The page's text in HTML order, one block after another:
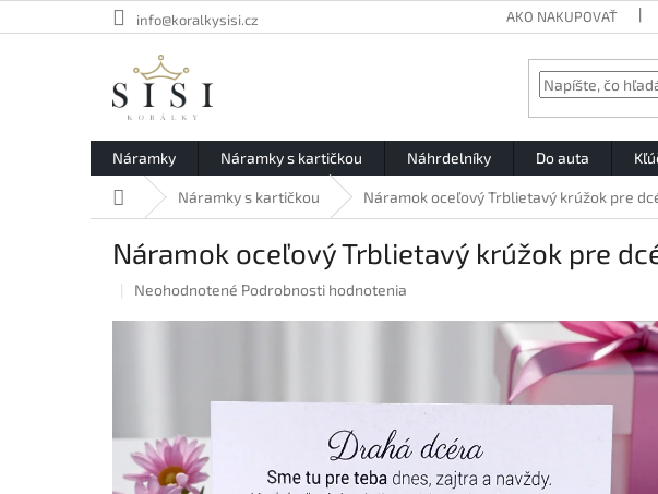
na
info@koralkysisi.cz AKO NAKUPOVAŤ
Náramky Náramky s kartičkou Náhrdelníky Do auta
DomovNáramky s kartičkou Náramok oceľový Trblietavý krúžok pre
Náramok oceľový Trblietavý krúžok pre
Priemerné
hviezdičiek.
Neohodnotené Podrobnosti hodnotenia